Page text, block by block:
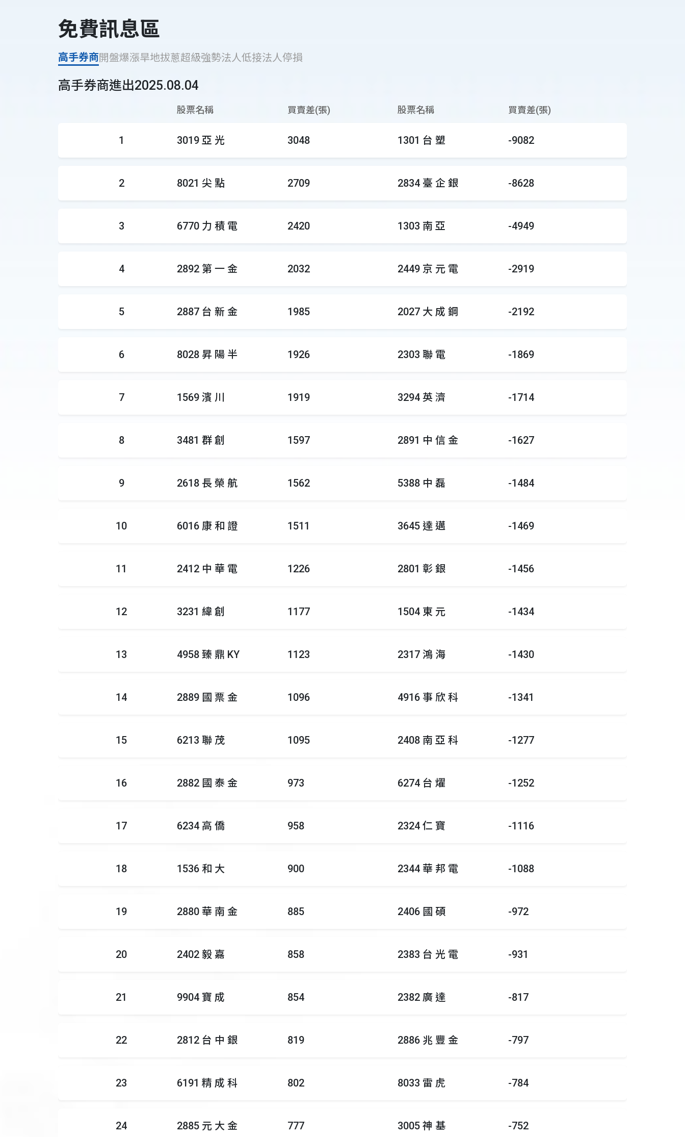
免費訊息區
高手券商開盤爆漲旱地拔蔥超級強勢法人低接法人停損
高手券商進出2025.08.04
股票名稱 買賣差(張) 股票名稱 買賣差(張)
1 3019 亞 光 3048 1301 台 塑 -9082
2 8021 尖 點 2709 2834 臺 企 銀 -8628
3 6770 力 積 電 2420 1303 南 亞 -4949
4 2892 第 一 金 2032 2449 京 元 電 -2919
5 2887 台 新 金 1985 2027 大 成 鋼 -2192
6 8028 昇 陽 半 1926 2303 聯 電 -1869
7 1569 濱 川 1919 3294 英 濟 -1714
8 3481 群 創 1597 2891 中 信 金 -1627
9 2618 長 榮 航 1562 5388 中 磊 -1484
10 6016 康 和 證 1511 3645 達 邁 -1469
11 2412 中 華 電 1226 2801 彰 銀 -1456
12 3231 緯 創 1177 1504 東 元 -1434
13 4958 臻 鼎 KY 1123 2317 鴻 海 -1430
14 2889 國 票 金 1096 4916 事 欣 科 -1341
15 6213 聯 茂 1095 2408 南 亞 科 -1277
16 2882 國 泰 金 973 6274 台 燿 -1252
17 6234 高 僑 958 2324 仁 寶 -1116
18 1536 和 大 900 2344 華 邦 電 -1088
19 2880 華 南 金 885 2406 國 碩 -972
20 2402 毅 嘉 858 2383 台 光 電 -931
21 9904 寶 成 854 2382 廣 達 -817
22 2812 台 中 銀 819 2886 兆 豐 金 -797
23 6191 精 成 科 802 8033 雷 虎 -784
24 2885 元 大 金 777 3005 神 基 -752